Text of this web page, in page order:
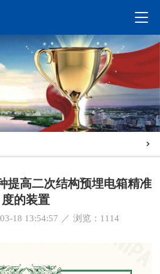
提高二次结构预埋电箱精准
度的装置
18 13:54:57 ／ 浏览： 1114